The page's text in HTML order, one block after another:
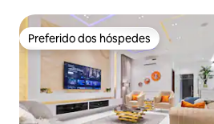
Preferido dos hóspedes
Preferido dos hóspedes